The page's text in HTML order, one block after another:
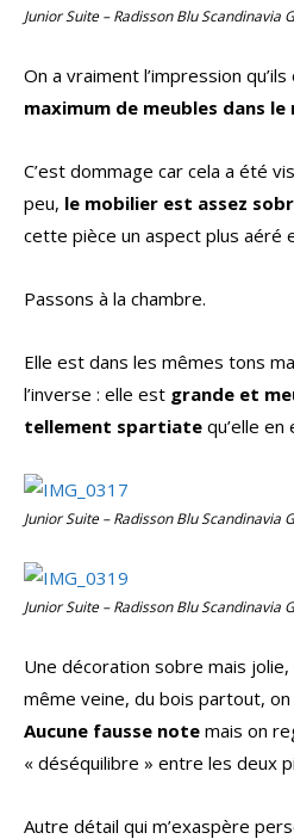
Junior Suite – Radisson Blu Scandinavia
On a vraiment l’impression
maximum de meubles dans le
C’est dommage car cela a été
peu, le mobilier est assez
cette pièce un aspect plus aéré
Passons à la chambre.
Elle est dans les mêmes tons
l’inverse : elle est grande et
tellement spartiate qu’elle
Junior Suite – Radisson Blu Scandinavia
Junior Suite – Radisson Blu Scandinavia
Une décoration sobre mais
même veine, du bois partout,
Aucune fausse note mais on
« déséquilibre » entre les deux
Autre détail qui m’exaspère